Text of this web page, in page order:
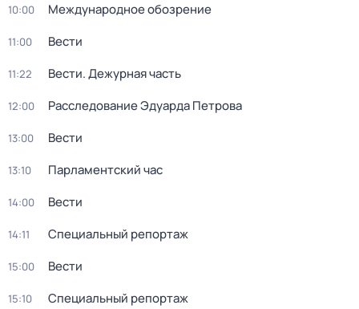
10:00 Международное обозрение
11:00 Вести
11:22 Вести. Дежурная часть
12:00 Расследование Эдуарда Петрова
13:00 Вести
13:10 Парламентский час
14:00 Вести
14:11 Специальный репортаж
15:00 Вести
15:10 Специальный репортаж